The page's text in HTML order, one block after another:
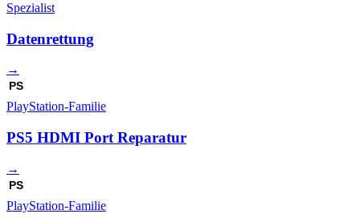
Spezialist
Datenrettung
→
PS
PlayStation-Familie
PS5 HDMI Port Reparatur
→
PS
PlayStation-Familie